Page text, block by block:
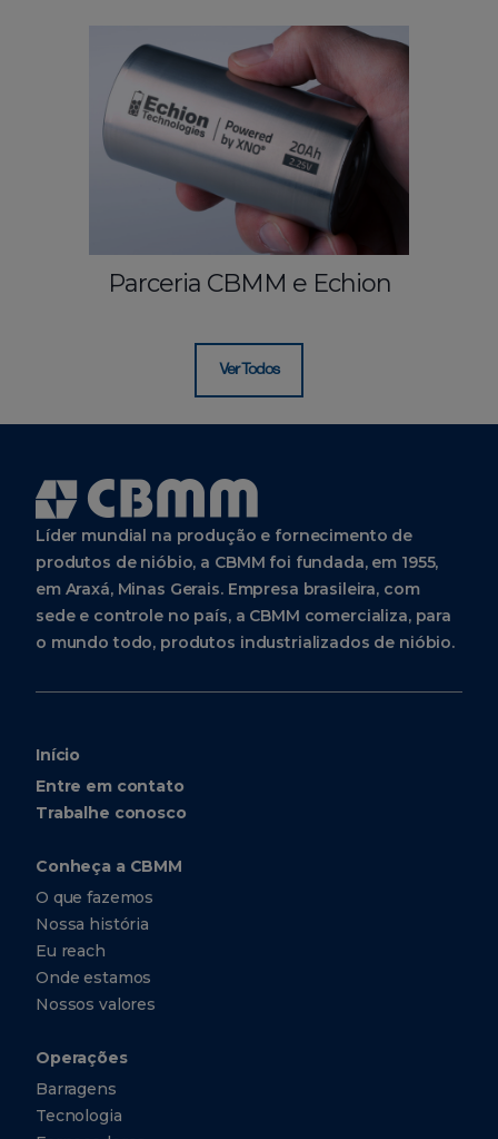
Parceria CBMM e Echion
Ver Todos
Líder mundial na produção e fornecimento de
produtos de nióbio, a CBMM foi fundada, em 1955,
em Araxá, Minas Gerais. Empresa brasileira, com
sede e controle no país, a CBMM comercializa, para
o mundo todo, produtos industrializados de nióbio.
Início
Entre em contato
Trabalhe conosco
Conheça a CBMM
O que fazemos
Nossa história
Eu reach
Onde estamos
Nossos valores
Operações
Barragens
Tecnologia